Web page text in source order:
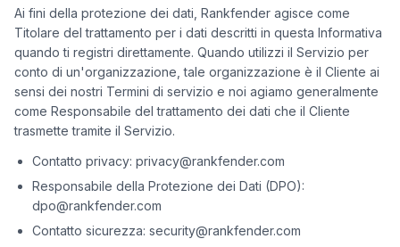
RAISA
Assistant
Integrazioni
ANALIZZA
e
analisi
Ai fini della protezione dei dati, Rankfender agisce come
Titolare del trattamento per i dati descritti in questa Informativa
quando ti registri direttamente. Quando utilizzi il Servizio per
conto di un'organizzazione, tale organizzazione è il Cliente ai
sensi dei nostri Termini di servizio e noi agiamo generalmente
come Responsabile del trattamento dei dati che il Cliente
trasmette tramite il Servizio.
Contatto privacy: privacy@rankfender.com
Responsabile della Protezione dei Dati (DPO):
dpo@rankfender.com
Contatto sicurezza: security@rankfender.com